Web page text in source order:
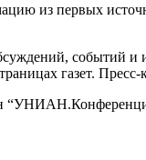
из первых
событий
газет.